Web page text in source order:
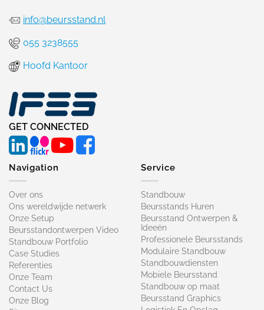
info@beursstand.nl
055 3238555
Hoofd Kantoor
GET CONNECTED
Navigation
Over ons
Ons wereldwijde netwerk
Onze Setup
Beursstandontwerpen Video
Standbouw Portfolio
Case Studies
Referenties
Onze Team
Contact Us
Onze Blog
Service
Standbouw
Beursstands Huren
Beursstand Ontwerpen &
Ideeën
Professionele Beursstands
Modulaire Standbouw
Standbouwdiensten
Mobiele Beursstand
Standbouw op maat​
Beursstand Graphics